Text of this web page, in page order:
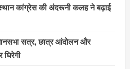
कांग्रेस की अंदरूनी कलह ने बढ़ाई
सत्र, छात्र आंदोलन और